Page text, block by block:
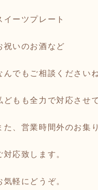
イーツプレート
祝いのお酒など
んでもご相談くださいね
どもも全力で対応させ
た、営業時間外のお集
対応致します。
気軽にどうぞ。